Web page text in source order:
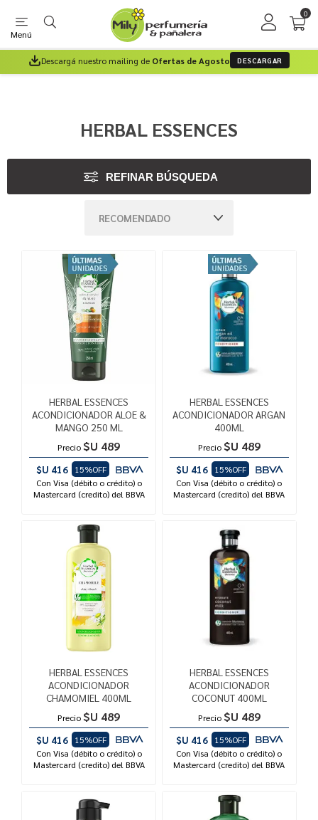
Menú
0
Descargá nuestro mailing de Ofertas de Agosto DESCARGAR
HERBAL ESSENCES
REFINAR BÚSQUEDA
HERBAL ESSENCES
ACONDICIONADOR ALOE &
MANGO 250 ML
Precio $U 489
$U 416
15%OFF
Con Visa (débito o crédito) o
Mastercard (credito) del BBVA
HERBAL ESSENCES
ACONDICIONADOR ARGAN
400ML
Precio $U 489
$U 416
15%OFF
Con Visa (débito o crédito) o
Mastercard (credito) del BBVA
HERBAL ESSENCES
ACONDICIONADOR
CHAMOMIEL 400ML
Precio $U 489
$U 416
15%OFF
Con Visa (débito o crédito) o
Mastercard (credito) del BBVA
HERBAL ESSENCES
ACONDICIONADOR
COCONUT 400ML
Precio $U 489
$U 416
15%OFF
Con Visa (débito o crédito) o
Mastercard (credito) del BBVA